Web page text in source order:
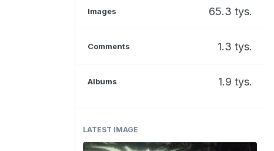
Images 65.3 tys.
Comments 1.3 tys.
Albums 1.9 tys.
LATEST IMAGE